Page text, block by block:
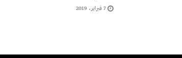
7 فبراير، 2019